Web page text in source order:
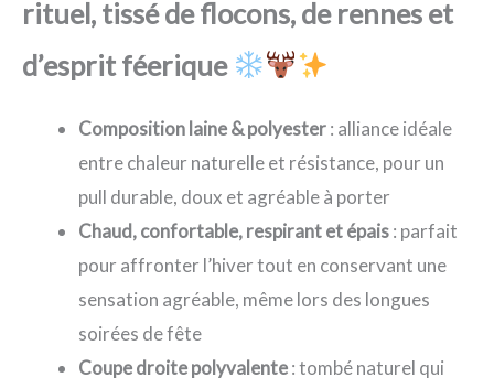
rituel, tissé de flocons, de rennes et
d’esprit féerique
Composition laine & polyester: alliance idéale
entre chaleur naturelle et résistance, pour un
pull durable, doux et agréable à porter
Chaud, confortable, respirant et épais: parfait
pour affronter l’hiver tout en conservant une
sensation agréable, même lors des longues
soirées de fête
Coupe droite polyvalente: tombé naturel qui